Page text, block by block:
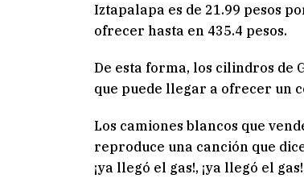
Iztapalapa es de 21.99 pesos
ofrecer hasta en 435.4 pesos.
De esta forma, los cilindros de
que puede llegar a ofrecer un
Los camiones blancos que
reproduce una canción que
¡ya llegó el gas!, ¡ya llegó el